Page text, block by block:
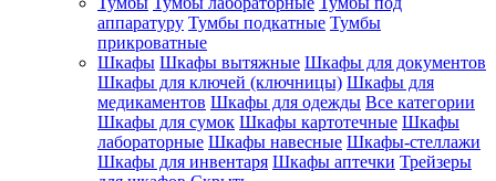
аппаратуру Тумбы подкатные Тумбы
прикроватные
Шкафы Шкафы вытяжные Шкафы для документов
Шкафы для ключей (ключницы) Шкафы для
медикаментов Шкафы для одежды Все категории
Шкафы для сумок Шкафы картотечные Шкафы
лабораторные Шкафы навесные Шкафы-стеллажи
Шкафы для инвентаря Шкафы аптечки Трейзеры